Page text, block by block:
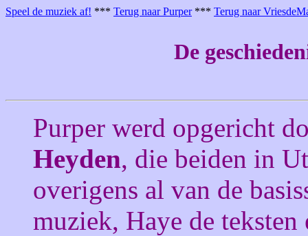
Speel de muziek af! *** Terug naar Purper*** Terug naar
De
Purper werd opgericht
Heyden, die beiden in
overigens al van de
muziek, Haye de teksten